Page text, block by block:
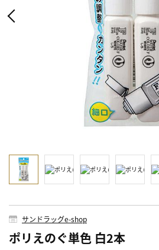
サンドラッグe-shop
ポリえのぐ単色 白2本